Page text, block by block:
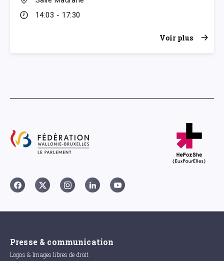
14:03 - 17:30
Voir plus
Presse & communication
Logos & Images libres de droit